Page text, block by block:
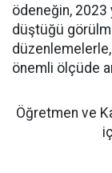
ödeneğin, 2023
düştüğü
önemli ölçüde
Öğretmen ve